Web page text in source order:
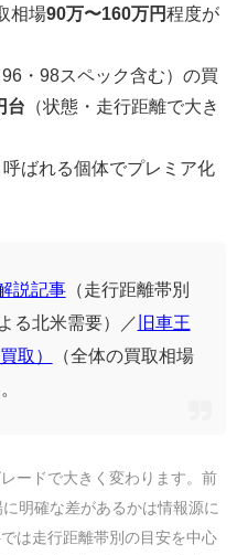
相場90万〜160万円程度が
・98スペック含む）の買
台 （状態・走行距離で大き
ばれる個体でプレミア化
説記事（走行距離帯別
る北米需要）／ 旧車王
取）
（全体の買取相場
ードで大きく変わります。前
明確な差があるかは情報源に
は走行距離帯別の目安を中心